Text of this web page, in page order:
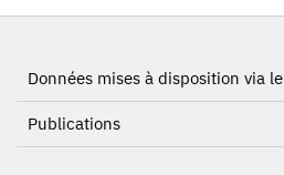
Données mises à disposition via le
Publications